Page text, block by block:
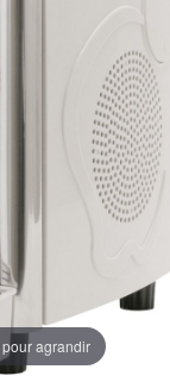
agrandir